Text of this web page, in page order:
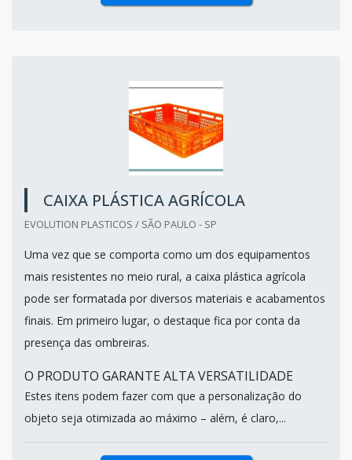
CAIXA PLÁSTICA AGRÍCOLA
EVOLUTION PLASTICOS / SÃO PAULO - SP
Uma vez que se comporta como um dos equipamentos
mais resistentes no meio rural, a caixa plástica agrícola
pode ser formatada por diversos materiais e acabamentos
finais. Em primeiro lugar, o destaque fica por conta da
presença das ombreiras.
O PRODUTO GARANTE ALTA VERSATILIDADE
Estes itens podem fazer com que a personalização do
objeto seja otimizada ao máximo – além, é claro,...